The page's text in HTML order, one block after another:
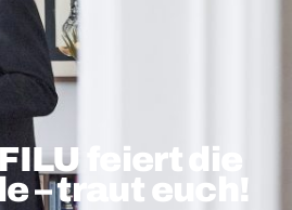
feiert die
– traut euch!